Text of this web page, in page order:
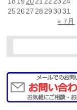
25 26 27 28 29 3031
« 7月